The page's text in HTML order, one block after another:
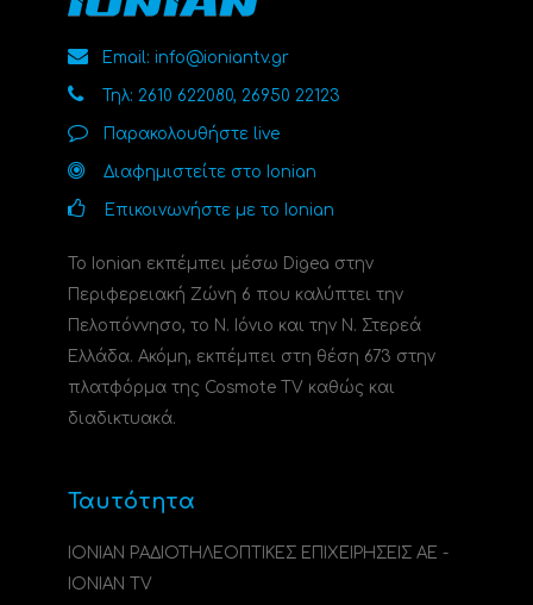
Email: info@ioniantv.gr
Τηλ: 2610 622080, 26950 22123
Παρακολουθήστε live
Διαφημιστείτε στο Ionian
Επικοινωνήστε με το Ionian
Το Ionian εκπέμπει μέσω Digea στην
Περιφερειακή Ζώνη 6 που καλύπτει την
Πελοπόννησο, το N. Ιόνιο και την Ν. Στερεά
Ελλάδα. Ακόμη, εκπέμπει στη θέση 673 στην
πλατφόρμα της Cosmote TV καθώς και
διαδικτυακά.
Ταυτότητα
ΙΟΝΙΑΝ ΡΑΔΙΟΤΗΛΕΟΠΤΙΚΕΣ ΕΠΙΧΕΙΡΗΣΕΙΣ ΑΕ -
IONIAN TV